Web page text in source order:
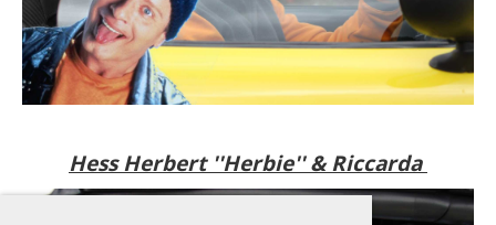
Hess Herbert ''Herbie'' & Riccarda